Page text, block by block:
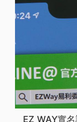
EZ WAY實